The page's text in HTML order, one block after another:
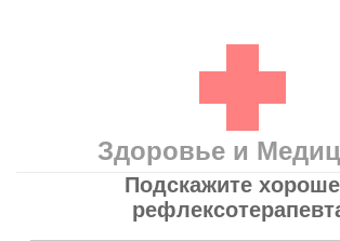
Здоровье и
Подскажите